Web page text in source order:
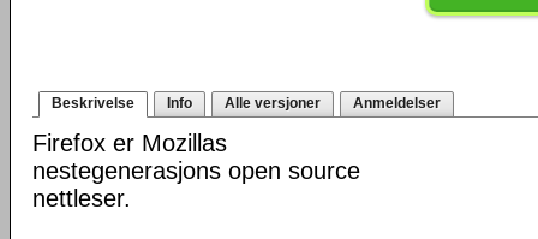
Beskrivelse Info Alle versjoner Anmeldelser
Firefox er Mozillas
nestegenerasjons open source
nettleser.